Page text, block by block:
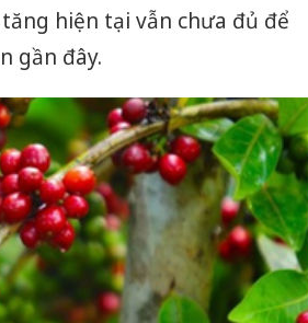
hiện tại vẫn chưa đủ để
gần đây.